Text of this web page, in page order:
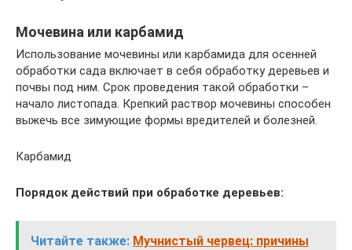
Мочевина или карбамид
Использование мочевины или карбамида для осенней
обработки сада включает в себя обработку деревьев и
почвы под ним. Срок проведения такой обработки –
начало листопада. Крепкий раствор мочевины способен
выжечь все зимующие формы вредителей и болезней.
Карбамид
Порядок действий при обработке деревьев:
Читайте также: Мучнистый червец: причины